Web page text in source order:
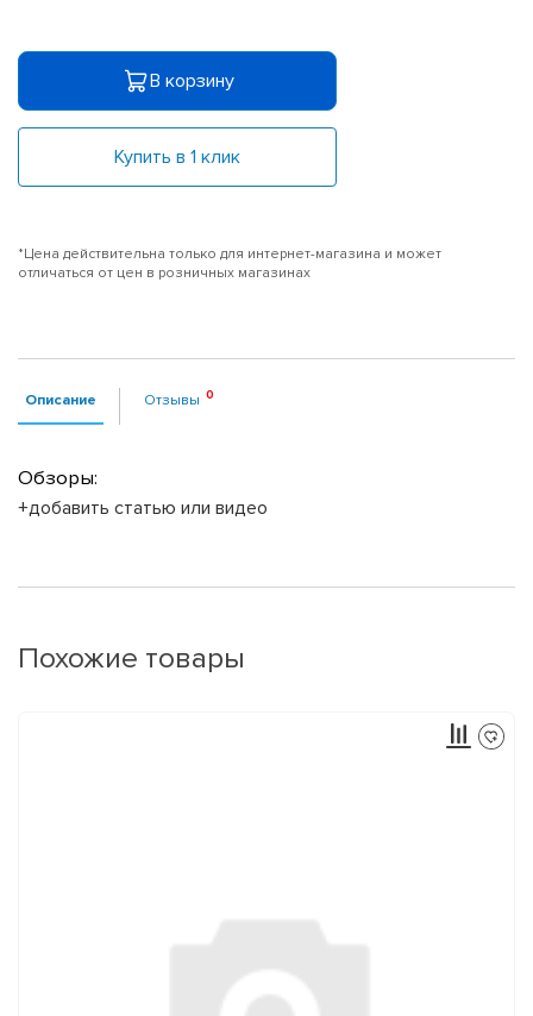
В корзину
Купить в 1 клик
*Цена действительна только для интернет-магазина и может
отличаться от цен в розничных магазинах
Описание Отзывы
Обзоры:
+добавить статью или видео
Похожие товары